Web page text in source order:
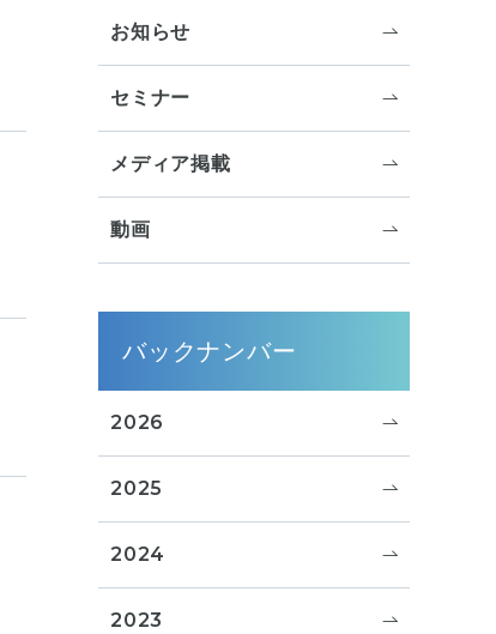
お知らせ
セミナー
メディア掲載
動画
バックナンバー
2026
2025
2024
2023